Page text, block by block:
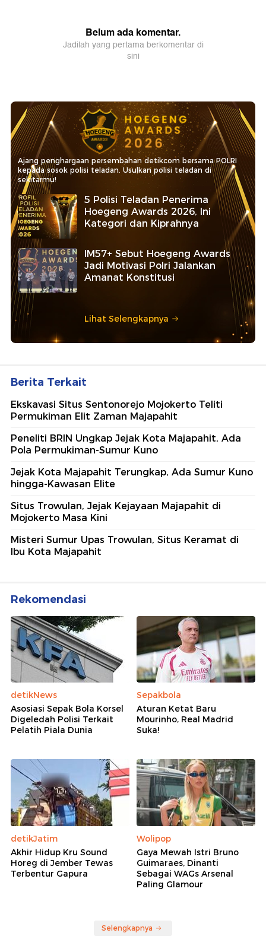
Ajang penghargaan persembahan detikcom bersama POLRI
kepada sosok polisi teladan. Usulkan polisi teladan di
sekitarmu!
5 Polisi Teladan Penerima
Hoegeng Awards 2026, Ini
Kategori dan Kiprahnya
IM57+ Sebut Hoegeng Awards
Jadi Motivasi Polri Jalankan
Amanat Konstitusi
Lihat Selengkapnya
Berita Terkait
Ekskavasi Situs Sentonorejo Mojokerto Teliti
Permukiman Elit Zaman Majapahit
Peneliti BRIN Ungkap Jejak Kota Majapahit, Ada
Pola Permukiman-Sumur Kuno
Jejak Kota Majapahit Terungkap, Ada Sumur Kuno
hingga-Kawasan Elite
Situs Trowulan, Jejak Kejayaan Majapahit di
Mojokerto Masa Kini
Misteri Sumur Upas Trowulan, Situs Keramat di
Ibu Kota Majapahit
Rekomendasi
detikNews
Asosiasi Sepak Bola Korsel
Digeledah Polisi Terkait
Pelatih Piala Dunia
Sepakbola
Aturan Ketat Baru
Mourinho, Real Madrid
Suka!
detikJatim
Akhir Hidup Kru Sound
Horeg di Jember Tewas
Terbentur Gapura
Wolipop
Gaya Mewah Istri Bruno
Guimaraes, Dinanti
Sebagai WAGs Arsenal
Paling Glamour
Selengkapnya